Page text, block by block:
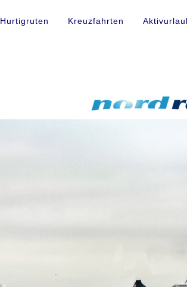
Hurtigruten Kreuzfahrten